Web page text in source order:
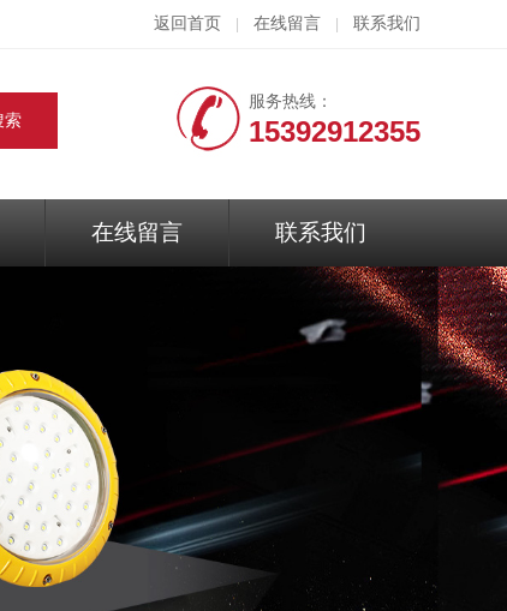
返回首页 在线留言 联系我们
服务热线：
15392912355
在线留言 联系我们